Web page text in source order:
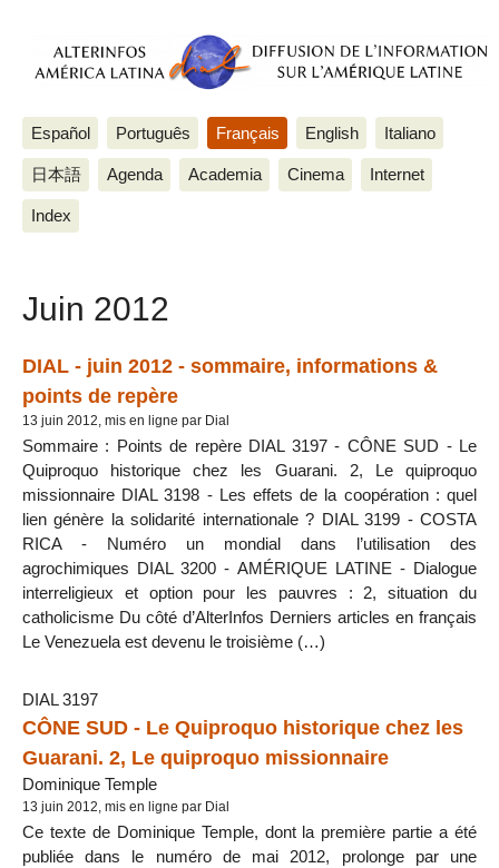
Español Português Français English Italiano
日本語 Agenda Academia Cinema Internet
Index
Juin 2012
DIAL - juin 2012 - sommaire, informations &
points de repère
13 juin 2012, mis en ligne par Dial
Sommaire : Points de repère DIAL 3197 - CÔNE SUD - Le
Quiproquo historique chez les Guarani. 2, Le quiproquo
missionnaire DIAL 3198 - Les effets de la coopération : quel
lien génère la solidarité internationale ? DIAL 3199 - COSTA
RICA - Numéro un mondial dans l’utilisation des
agrochimiques DIAL 3200 - AMÉRIQUE LATINE - Dialogue
interreligieux et option pour les pauvres : 2, situation du
catholicisme Du côté d’AlterInfos Derniers articles en français
Le Venezuela est devenu le troisième (…)
DIAL 3197
CÔNE SUD - Le Quiproquo historique chez les
Guarani. 2, Le quiproquo missionnaire
Dominique Temple
13 juin 2012, mis en ligne par Dial
Ce texte de Dominique Temple, dont la première partie a été
publiée dans le numéro de mai 2012, prolonge par une